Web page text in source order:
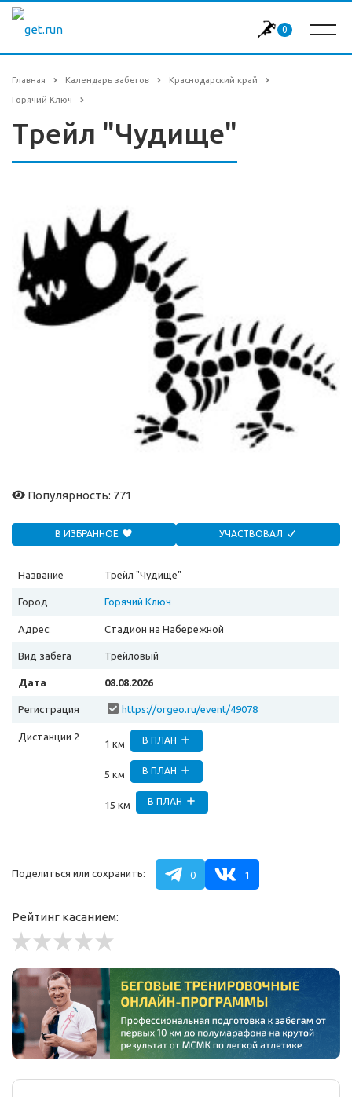
0
Главная Календарь забегов Краснодарский край
Горячий Ключ
Трейл "Чудище"
Популярность: 771
В ИЗБРАННОЕ УЧАСТВОВАЛ
Название Трейл "Чудище"
Город Горячий Ключ
Адрес: Стадион на Набережной
Вид забега Трейловый
Дата 08.08.2026
Регистрация https://orgeo.ru/event/49078
Дистанции 2
1 км В ПЛАН
5 км В ПЛАН
15 км В ПЛАН
Поделиться или сохранить: 0 1
Рейтинг касанием: